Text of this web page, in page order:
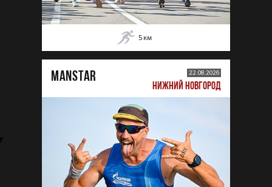
5 км
MANSTAR 22.08.2026
НИЖНИЙ НОВГОРОД